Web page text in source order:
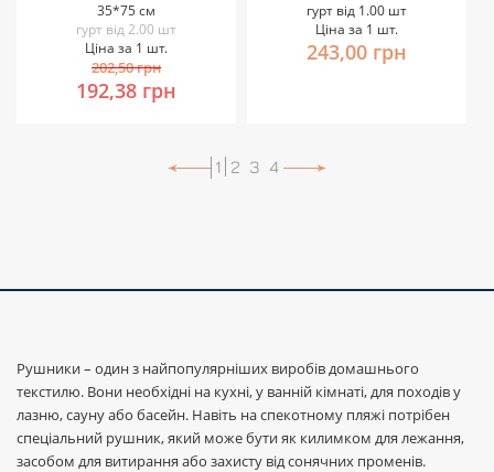
35*75 см
гурт від 2.00 шт
Ціна за 1 шт.
202,50 грн
192,38 грн
гурт від 1.00 шт
Ціна за 1 шт.
243,00 грн
1 2 3 4
Рушники – один з найпопулярніших виробів домашнього
текстилю. Вони необхідні на кухні, у ванній кімнаті, для походів у
лазню, сауну або басейн. Навіть на спекотному пляжі потрібен
спеціальний рушник, який може бути як килимком для лежання,
засобом для витирання або захисту від сонячних променів.